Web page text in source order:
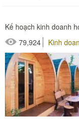
Kế hoạch kinh doanh
79,924
Kinh